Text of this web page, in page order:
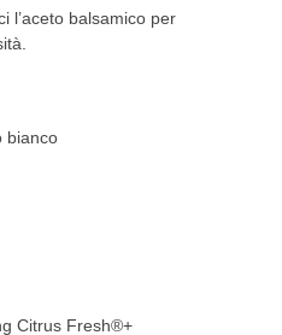
l’aceto balsamico per
bianco
Citrus Fresh®+